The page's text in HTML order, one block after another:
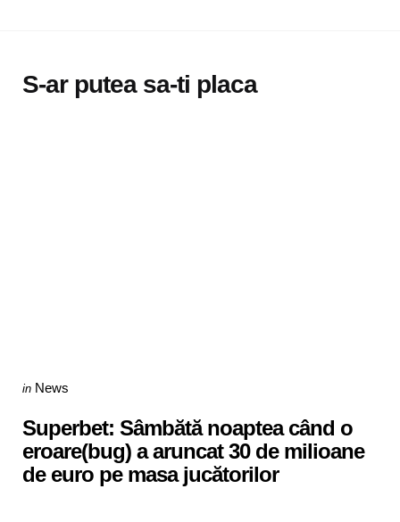
S-ar putea sa-ti placa
Categories
Posted
in News
Superbet: Sâmbătă noaptea când o
eroare(bug) a aruncat 30 de milioane
de euro pe masa jucătorilor